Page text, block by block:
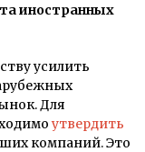
иностранных
усилить
Для
утвердить
компаний. Это